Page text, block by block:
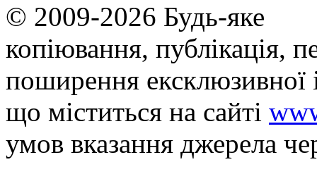
© 2009-2026 Будь-яке
копiювання, публiкацiя,
поширення
що мiститься на сайті
умов вказання джерела